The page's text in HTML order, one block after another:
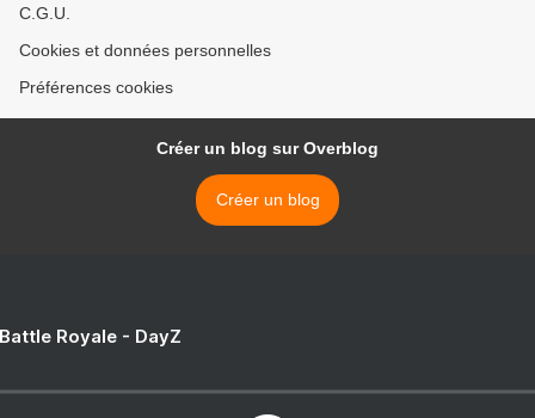
C.G.U.
Cookies et données personnelles
Préférences cookies
Créer un blog sur Overblog
Créer un blog
Royale - DayZ